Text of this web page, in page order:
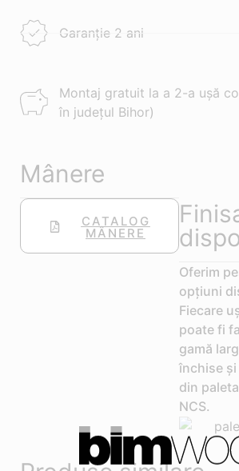
Garanție 2 ani
Montaj gratuit la a 2-a ușă
în județul Bihor)
Mânere
CATALOG
MÂNERE
Oferim
opțiuni
Fiecare
poate fi
gamă
închise
din
NCS.